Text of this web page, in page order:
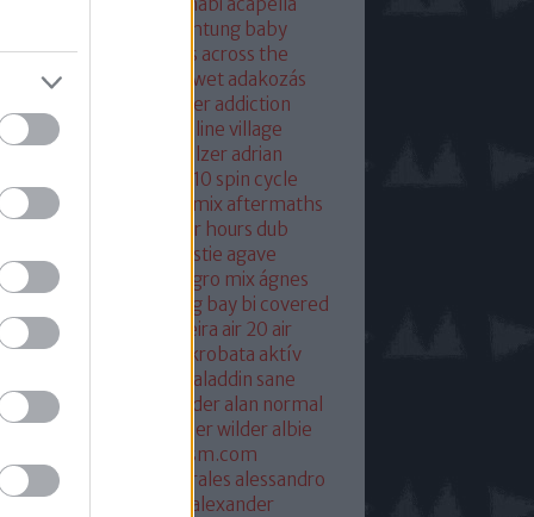
achtung baby
acoustic christmas across the
actress ac wet adakozás
adam weissler addiction
adrenaline
adrenaline village
adrian hielholzer adrian
ae10 spin cycle
afghan surgery mix aftermaths
after hours dub
agatha christie agave
agent orange aggro mix ágnes
ahk toong bay bi covered
berry airto moreira air 20 air
aix les baines akrobata aktív
aladdin sane
alan mcgee alan moulder alan normal
wilder
alber wilder albie
albumism.com
alejandro morales alessandro
alexander kowalski
alexander